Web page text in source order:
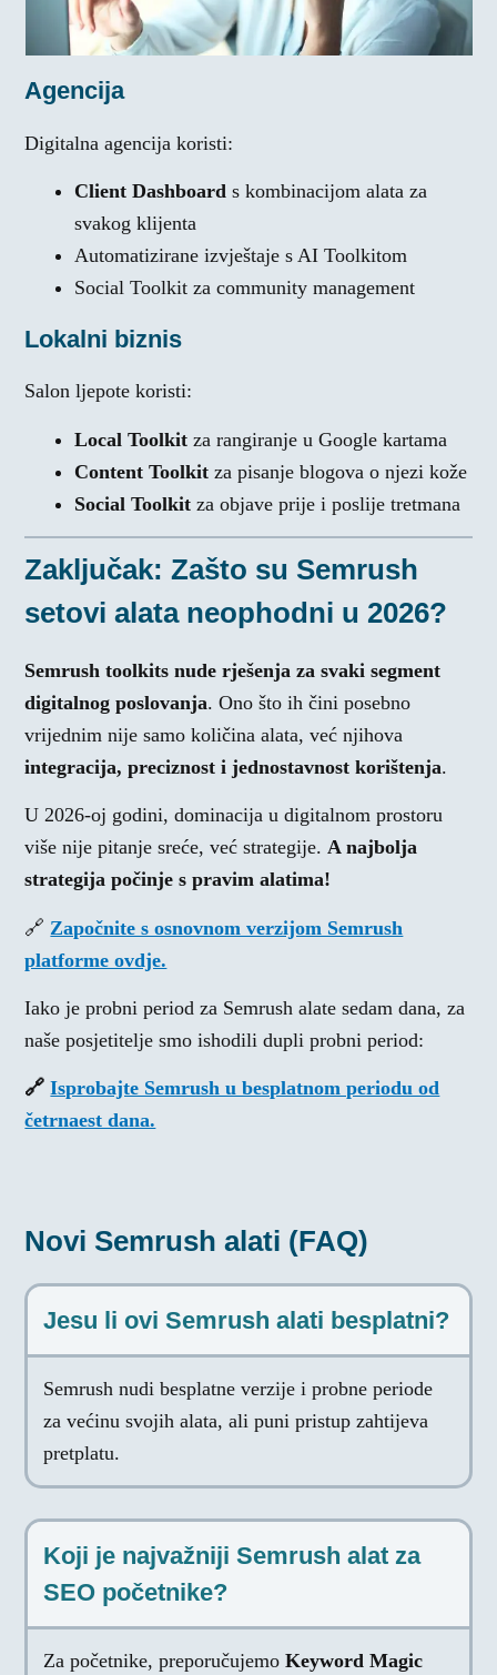
Agencija
Digitalna agencija koristi:
Client Dashboard s kombinacijom alata za
svakog klijenta
Automatizirane izvještaje s AI Toolkitom
Social Toolkit za community management
Lokalni biznis
Salon ljepote koristi:
Local Toolkit za rangiranje u Google kartama
Content Toolkit za pisanje blogova o njezi kože
Social Toolkit za objave prije i poslije tretmana
Zaključak: Zašto su Semrush
setovi alata neophodni u 2026?
Semrush toolkits nude rješenja za svaki segment
digitalnog poslovanja. Ono što ih čini posebno
vrijednim nije samo količina alata, već njihova
integracija, preciznost i jednostavnost korištenja.
U 2026-oj godini, dominacija u digitalnom prostoru
više nije pitanje sreće, već strategije.A najbolja
strategija počinje s pravim alatima!
🔗 Započnite s osnovnom verzijom Semrush
platforme ovdje.
Iako je probni period za Semrush alate sedam dana, za
naše posjetitelje smo ishodili dupli probni period:
🔗 Isprobajte Semrush u besplatnom periodu od
četrnaest dana.
Novi Semrush alati (FAQ)
Jesu li ovi Semrush alati besplatni?
Semrush nudi besplatne verzije i probne periode
za većinu svojih alata, ali puni pristup zahtijeva
pretplatu.
Koji je najvažniji Semrush alat za
SEO početnike?
Za početnike, preporučujemoKeyword Magic